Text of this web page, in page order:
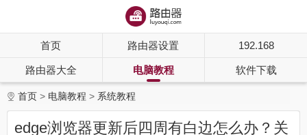
首页 路由器设置 192.168
路由器大全 电脑教程 软件下载
首页 电脑教程 系统教程
edge浏览器更新后四周有白边怎么办？关